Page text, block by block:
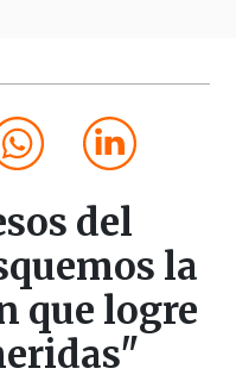
del
la
que logre